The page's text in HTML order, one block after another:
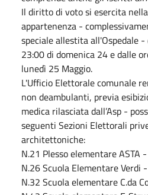
Il diritto di voto si esercita
appartenenza -
speciale allestita all'Ospedale
23:00 di domenica 24 e dalle
lunedì 25 Maggio.
L'Ufficio Elettorale comunale
non deambulanti, previa
medica rilasciata dall’Asp -
seguenti Sezioni Elettorali
architettoniche:
N.21 Plesso elementare ASTA
N.26 Scuola Elementare Verdi
N.32 Scuola elementare C.da